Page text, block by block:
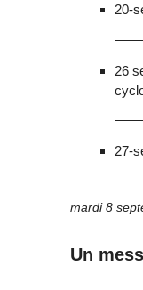
20-
26
27-
mardi 8
Un